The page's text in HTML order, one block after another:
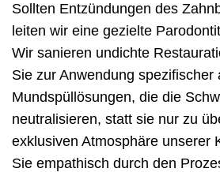
Sollten Entzündungen des
leiten wir eine gezielte
Wir sanieren undichte
Sie zur Anwendung spezifischer
Mundspüllösungen, die die
neutralisieren, statt sie nur zu
exklusiven Atmosphäre unserer
Sie empathisch durch den